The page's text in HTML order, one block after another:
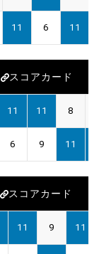
11 6 11
スコアカード
11 11 8
6 9 11
スコアカード
11 9 11